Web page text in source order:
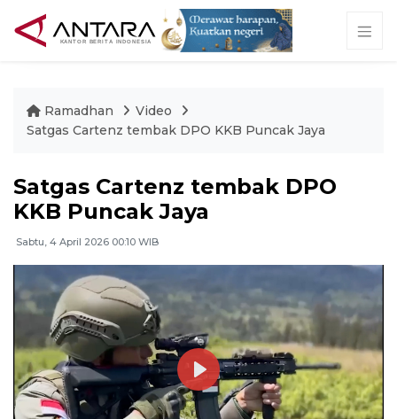
Ramadhan
Video
Satgas Cartenz tembak DPO KKB Puncak Jaya
Satgas Cartenz tembak DPO
KKB Puncak Jaya
Sabtu, 4 April 2026 00:10 WIB
Play